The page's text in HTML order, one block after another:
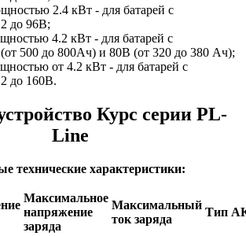
2.4 кВт - для батарей с
до 96В;
4.2 кВт - для батарей с
500 до 800Ач) и 80В (от 320 до 380 Ач);
от 4.2 кВт - для батарей с
до 160В.
Курс серии PL-
Line
технические характеристики:
Максимальное
напряжение
заряда
Максимальный
ток заряда
Тип